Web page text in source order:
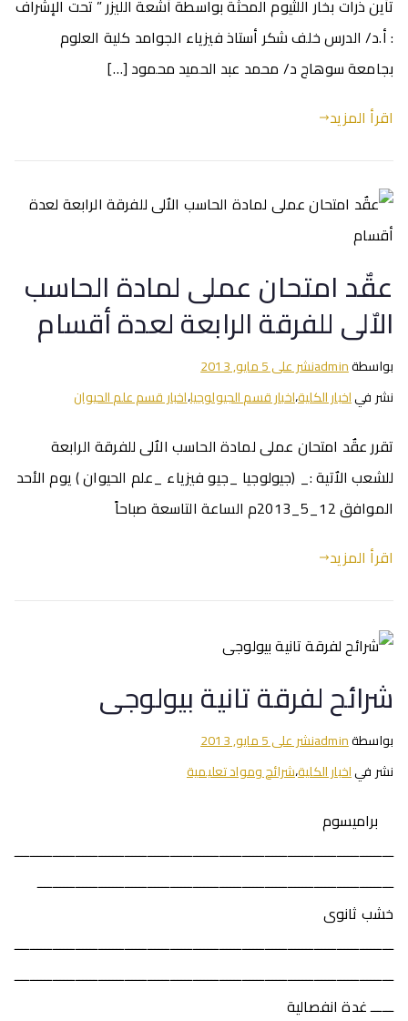
تأين ذرات بخار اللثيوم المحثة بواسطة أشعة الليزر ” تحت الإشراف
: أ.د/ الدرس خلف شكر أستاذ فيزياء الجوامد كلية العلوم
بجامعة سوهاج د/ محمد عبد الحميد محمود […]
اقرأ المزيد
عقٌد امتحان عملى لمادة الحاسب
الاٌلى للفرقة الرابعة لعدة أقسام
بواسطةadminنشر على5 مايو, 2013
نشر فياخبار الكلية،اخبار قسم الجيولوجيا،اخبار قسم علم الحيوان
تقرر عقٌد امتحان عملى لمادة الحاسب الاٌلى للفرقة الرابعة
للشعب الاٌتية :_ (جيولوجيا _جيو فيزياء _علم الحيوان ) يوم الأحد
الموافق 12_5_2013م الساعة التاسعة صباحاً
اقرأ المزيد
شرائح لفرقة تانية بيولوجى
بواسطةadminنشر على5 مايو, 2013
نشر فياخبار الكلية،شرائح ومواد تعليمية
براميسوم
ــــــــــــــــــــــــــــــــــــــــــــــــــــــــــــــــــــــــــــــــــــــــــــــــــــ
ــــــــــــــــــــــــــــــــــــــــــــــــــــــــــــــــــــــــــــــــــــــــــــــ
خشب ثانوى
ــــــــــــــــــــــــــــــــــــــــــــــــــــــــــــــــــــــــــــــــــــــــــــــــــــ
ــــــــــــــــــــــــــــــــــــــــــــــــــــــــــــــــــــــــــــــــــــــــــــــــــــ
ــــــ غدة انفصالية